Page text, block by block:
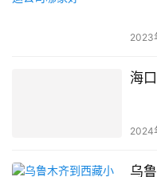
2023
海
2024
乌